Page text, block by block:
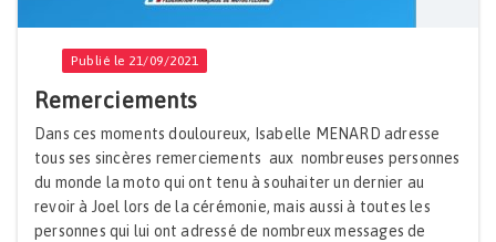
Publié le 21/09/2021
Remerciements
Dans ces moments douloureux, Isabelle MENARD adresse
tous ses sincères remerciements aux nombreuses personnes
du monde la moto qui ont tenu à souhaiter un dernier au
revoir à Joel lors de la cérémonie, mais aussi à toutes les
personnes qui lui ont adressé de nombreux messages de